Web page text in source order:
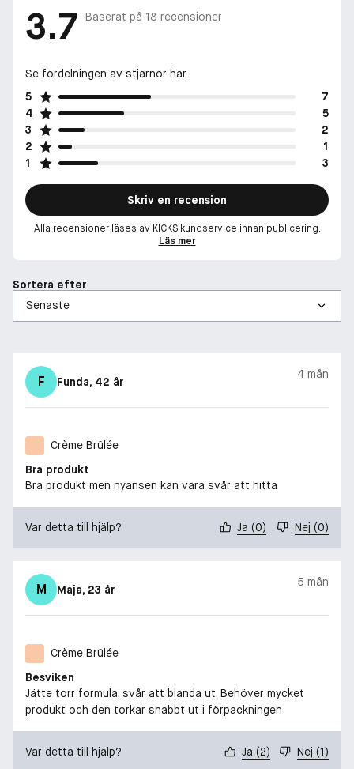
3.7 Baserat på 18 recensioner
Se fördelningen av stjärnor här
5
7
4
5
3
2
2
1
1
3
Skriv en recension
Alla recensioner läses av KICKS kundservice innan publicering.
Läs mer
Sortera efter
F Funda, 42 år
4 mån
Crème Brûlée
Bra produkt
Bra produkt men nyansen kan vara svår att hitta
Var detta till hjälp? Ja (0) Nej (0)
M Maja, 23 år
5 mån
Crème Brûlée
Besviken
Jätte torr formula, svår att blanda ut. Behöver mycket
produkt och den torkar snabbt ut i förpackningen
Var detta till hjälp? Ja (2) Nej (1)